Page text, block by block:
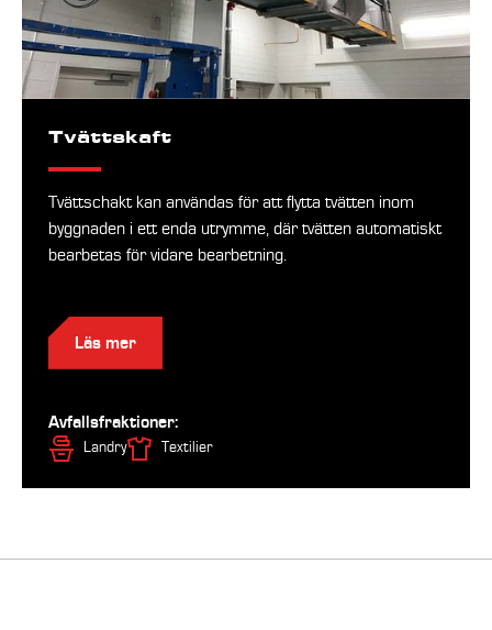
Tvättskaft
Tvättschakt kan användas för att flytta tvätten inom
byggnaden i ett enda utrymme, där tvätten automatiskt
bearbetas för vidare bearbetning.
Läs mer
Avfallsfraktioner:
Landry Textilier